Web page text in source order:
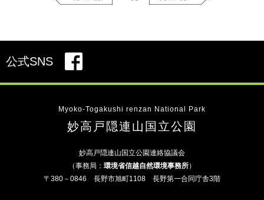
公式SNS
Myoko-Togakushi renzan National Park
妙高戸隠連山国立公園
妙高戸隠連山国立公園連絡協議会
（事務局： 環境省信越自然環境事務所）
〒380－0846 長野市旭町1108 長野第一合同庁舎3階